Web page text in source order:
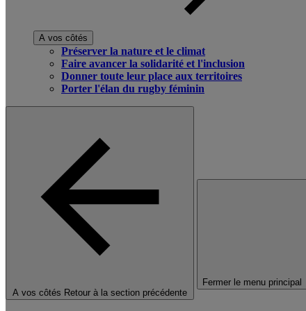
A vos côtés
Préserver la nature et le climat
Faire avancer la solidarité et l'inclusion
Donner toute leur place aux territoires
Porter l'élan du rugby féminin
A vos côtés Retour à la section précédente
Fermer le menu principal